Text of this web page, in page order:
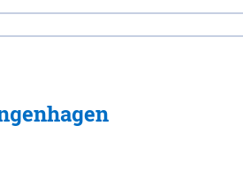
Schnackenburg im Osten und
Das Biosphärenreservat